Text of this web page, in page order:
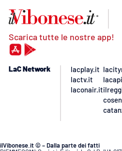
Scarica tutte le nostre app!
LaC Network
lacplay.it
lactv.it
laconair.it
ilVibonese.it © – Dalla parte dei fatti